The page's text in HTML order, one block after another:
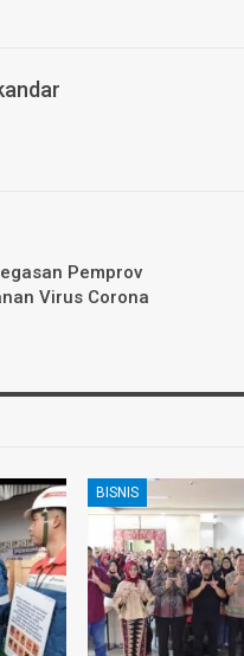
Pemprov
Virus Corona
BISNIS